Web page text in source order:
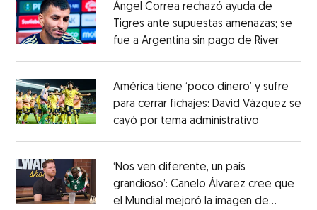
Ángel Correa rechazó ayuda de
Tigres ante supuestas amenazas; se
fue a Argentina sin pago de RiverOpens
América tiene ‘poco dinero’ y sufre
para cerrar fichajes: David Vázquez se
cayó por tema administrativo
‘Nos ven diferente, un país
grandioso’: Canelo Álvarez cree que
el Mundial mejoró la imagen de